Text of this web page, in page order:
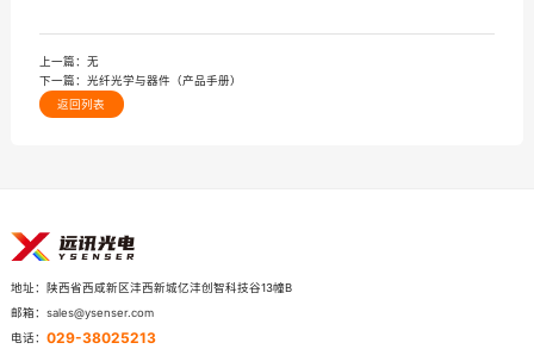
上一篇： 无
下一篇： 光纤光学与器件（产品手册）
返回列表
地址： 陕西省西咸新区沣西新城亿沣创智科技谷13幢B
邮箱： sales@ysenser.com
电话： 029-38025213